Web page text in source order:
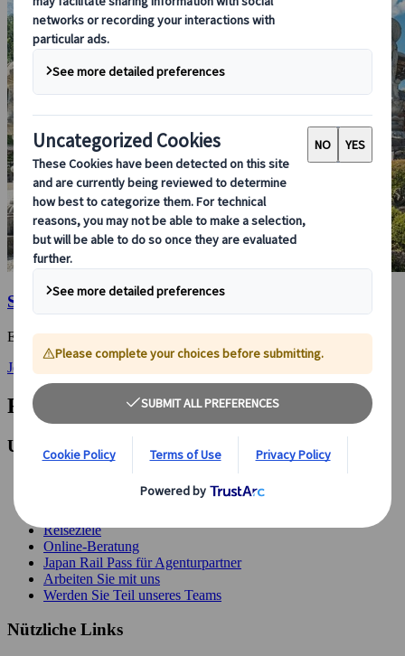
Sendai
Ein Drehkreuz im Nordosten, das viel zu bieten hat
Jetzt anschauen
Fußzeilennavigation
Unternehmen
Reiseziele
Online-Beratung
Japan Rail Pass für Agenturpartner
Arbeiten Sie mit uns
Werden Sie Teil unseres Teams
Nützliche Links